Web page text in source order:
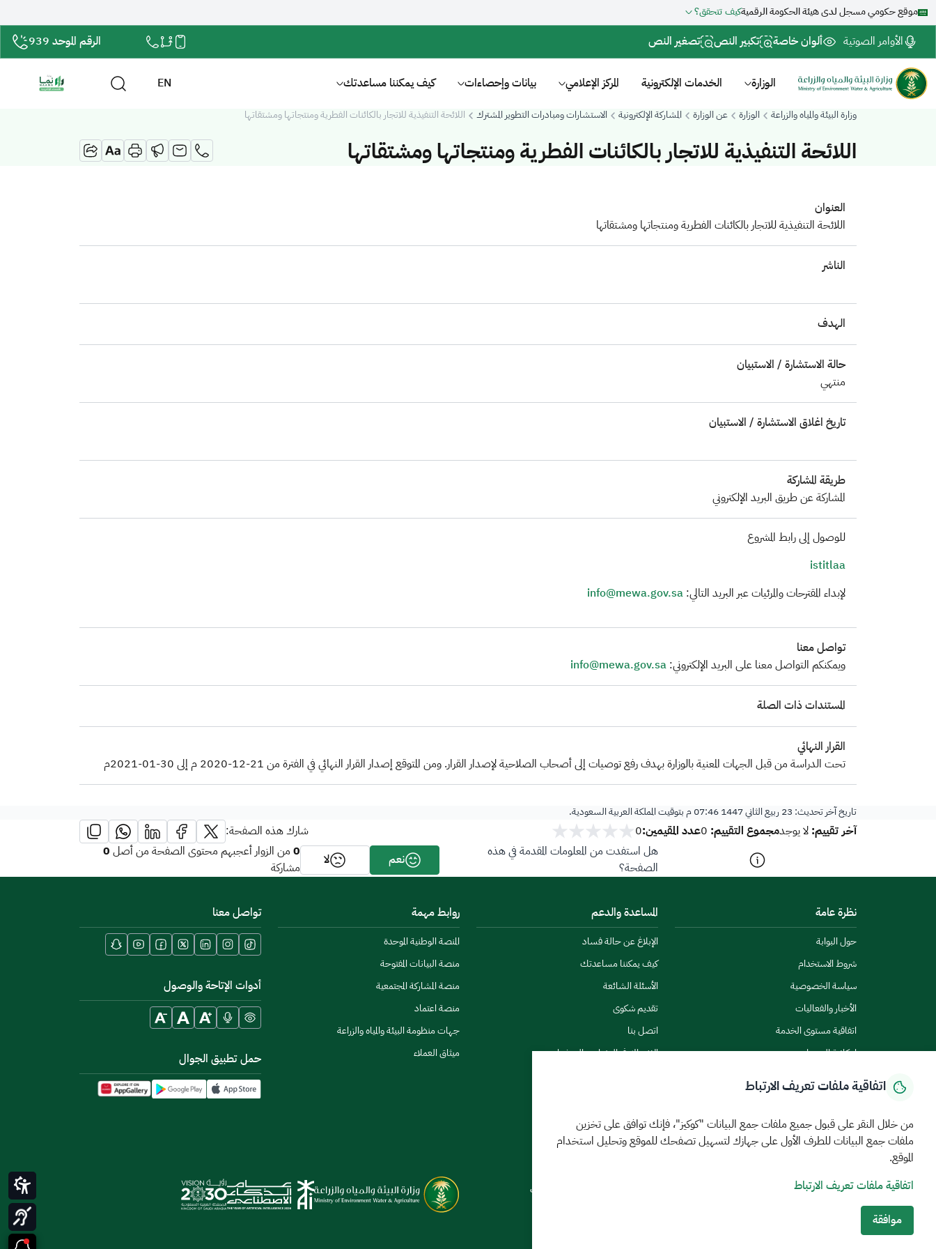
موقع حكومي مسجل لدى هيئة الحكومة الرقميةكيف تتحقق؟
الأوامر الصوتية ألوان خاصة تكبير النص تصغير النص الرقم الموحد 939
الوزارة الخدمات الإلكترونية المركز الإعلامي بيانات وإحصاءات كيف يمكننا مساعدتك EN
وزارة البيئة والمياه والزراعة الوزارة عن الوزارة المشاركة الإلكترونية الاستشارات ومبادرات التطوير المشترك اللائحة التنفيذية للاتجار بالكائنات الفطرية ومنتجاتها ومشتقاتها
اللائحة التنفيذية للاتجار بالكائنات الفطرية ومنتجاتها ومشتقاتها
العنوان
اللائحة التنفيذية للاتجار بالكائنات الفطرية ومنتجاتها ومشتقاتها
الناشر
الهدف
حالة الاستشارة / الاستبيان
منتهي
تاريخ اغلاق الاستشارة / الاستبيان
طريقة المشاركة
المشاركة عن طريق البريد الإلكتروني
للوصول إلى رابط المشروع
istitlaa
لإبداء المقترحات والمرئيات عبر البريد التالي:info@mewa.gov.sa
تواصل معنا
​ويمكنكم التواصل معنا على البريد الإلكتروني:info@mewa.gov.sa
المستندات ذات الصلة
القرار النهائي
تحت الدراسة من قبل الجهات المعنية بالوزارة بهدف رفع توصيات إلى أصحاب الصلاحية لإصدار القرار. ومن المتوقع إصدار القرار النهائي في الفترة من 21-12-2020 م إلى 30-01-2021م
تاريخ آخر تحديث: 23 ربيع الثاني 1447 07:46 م بتوقيت المملكة العربية السعودية.
آخر تقييم:لا يوجدمجموع التقييم: 0عدد المقيمين:0
شارك هذه الصفحة:
هل استفدت من المعلومات المقدمة في هذه
الصفحة؟
نعم لا 0من الزوار أعجبهم محتوى الصفحة من أصل0
مشاركة
نظرة عامة
حول البوابة
شروط الاستخدام
سياسة الخصوصية
الأخبار والفعاليات
اتفاقية مستوى الخدمة
إمكانية الوصول
المساعدة والدعم
الإبلاغ عن حالة فساد
كيف يمكننا مساعدتك
الأسئلة الشائعة
تقديم شكوى
اتصل بنا
الاشتراك في النشرات والتحذيرات
روابط مهمة
المنصة الوطنية الموحدة
منصة البيانات المفتوحة
منصة المشاركة المجتمعية
منصة اعتماد
جهات منظومة البيئة والمياه والزراعة
ميثاق العملاء
تواصل معنا
أدوات الإتاحة والوصول
حمل تطبيق الجوال
MEWA©جميع الحقوق محفوظة 2026
اتفاقية ملفات تعريف الارتباط
من خلال النقر على قبول جميع ملفات جمع البيانات "كوكيز"، فإنك توافق على تخزين
ملفات جمع البيانات للطرف الأول على جهازك لتسهيل تصفحك للموقع وتحليل استخدام
الموقع.
اتفاقية ملفات تعريف الارتباط
موافقة